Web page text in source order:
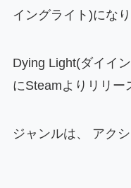
イングライト)になり
Dying Light(ダイイ
にSteamよりリリー
ジャンルは、 アク